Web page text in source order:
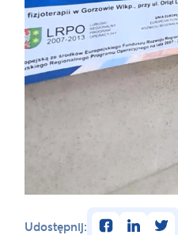
Udostępnij: facebooklinkedintwitter